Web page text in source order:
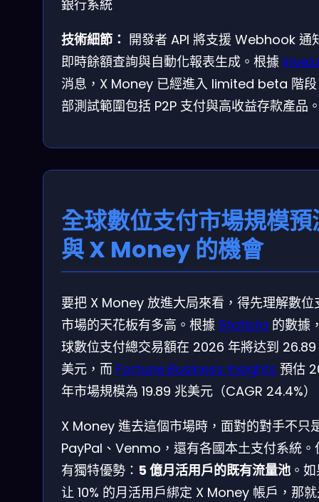
銀行系統
技術細節： 開發者 API 將支援 Webhook 通
即時餘額查詢與自動化報表生成。根據
消息，X Money 已經進入 limited beta 階
部測試範圍包括 P2P 支付與高收益存款產品
全球數位支付市場規模預
與 X Money 的機會
要把 X Money 放進大局來看，得先理解數位
市場的天花板有多高。根據 Statista 的數據
球數位支付總交易額在 2026 年將达到
美元，而 Fortune Business Insights 預估
年市場規模為 19.89 兆美元（CAGR 24.4%
X Money 進去這個市場時，面對的對手不只
PayPal、Venmo，還有各國本土支付系統。
有獨特優勢： 5 億月活用戶的既有流量池 。
让 10% 的月活用戶綁定 X Money 帳戶，那